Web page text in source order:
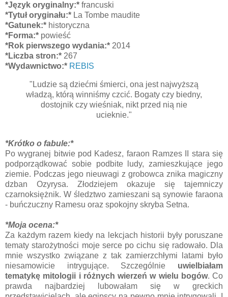
*Język oryginalny:* francuski
*Tytuł oryginału:* La Tombe maudite
*Gatunek:* historyczna
*Forma:* powieść
*Rok pierwszego wydania:* 2014
*Liczba stron:* 267
*Wydawnictwo:* REBIS
"Ludzie są dziećmi śmierci, ona jest najwyższą
władzą, którą winniśmy czcić. Bogaty czy biedny,
dostojnik czy wieśniak, nikt przed nią nie
ucieknie."
*Krótko o fabule:*
Po wygranej bitwie pod Kadesz, faraon Ramzes II stara się
podporządkować sobie podbite ludy, zamieszkujące jego
ziemie. Podczas jego nieuwagi z grobowca znika magiczny
dzban Ozyrysa. Złodziejem okazuje się tajemniczy
czarnoksiężnik. W śledztwo zamieszani są synowie faraona
- buńczuczny Ramesu oraz spokojny skryba Setna.
*Moja ocena:*
Za każdym razem kiedy na lekcjach historii były poruszane
tematy starożytności moje serce po cichu się radowało. Dla
mnie wszystko związane z tak zamierzchłymi latami było
niesamowicie intrygujące. Szczególnie uwielbiałam
tematykę mitologii i różnych wierzeń w wielu bogów. Co
prawda najbardziej lubowałam się w greckich